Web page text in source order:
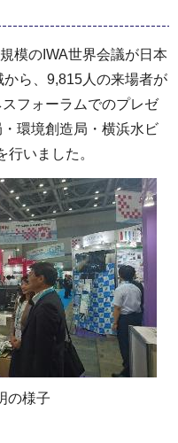
模のIWA世界会議が日本
ら、9,815人の来場者が
フォーラムでのプレゼ
環境創造局・横浜水ビ
いました。
の様子